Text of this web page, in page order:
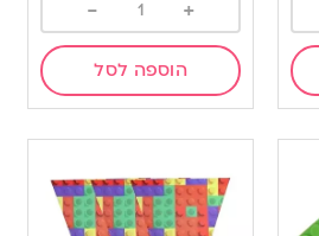
+
-
הוספה לסל